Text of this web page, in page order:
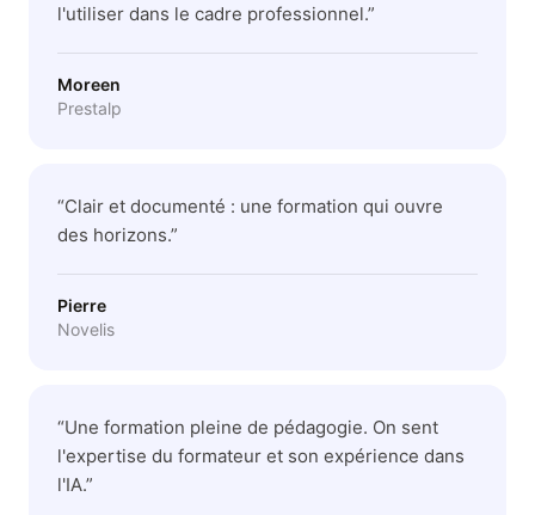
l'utiliser dans le cadre professionnel.”
Moreen
Prestalp
“Clair et documenté : une formation qui ouvre
des horizons.”
Pierre
Novelis
“Une formation pleine de pédagogie. On sent
l'expertise du formateur et son expérience dans
l'IA.”